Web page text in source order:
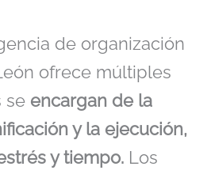
de organización
ofrece múltiples
se encargan de la
y la ejecución,
y tiempo. Los